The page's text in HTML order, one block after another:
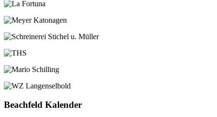
Beachfeld Kalender